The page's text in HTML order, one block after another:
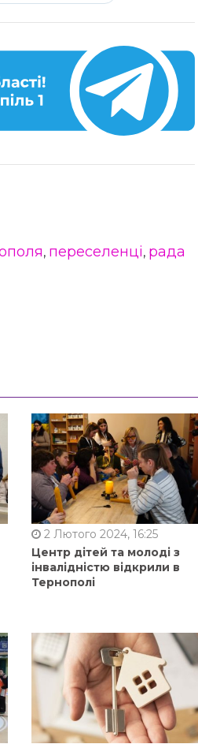
, переселенці, рада
2 Лютого 2024, 16:25
Центр дітей та молоді з
інвалідністю відкрили в
Тернополі